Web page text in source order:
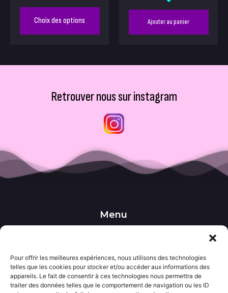
Pour offrir les meilleures expériences, nous utilisons des technologies
telles que les cookies pour stocker et/ou accéder aux informations des
appareils. Le fait de consentir à ces technologies nous permettra de
traiter des données telles que le comportement de navigation ou les ID
Choix des options Ajouter au panier
Retrouver nous sur instagram
Menu
••• Accueil
••• Wishlist
••• Actualités